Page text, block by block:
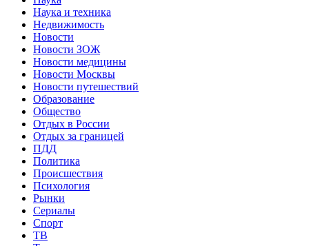
Наука и техника
Недвижимость
Новости
Новости ЗОЖ
Новости медицины
Новости Москвы
Новости путешествий
Образование
Общество
Отдых в России
Отдых за границей
ПДД
Политика
Происшествия
Психология
Рынки
Сериалы
Спорт
ТВ